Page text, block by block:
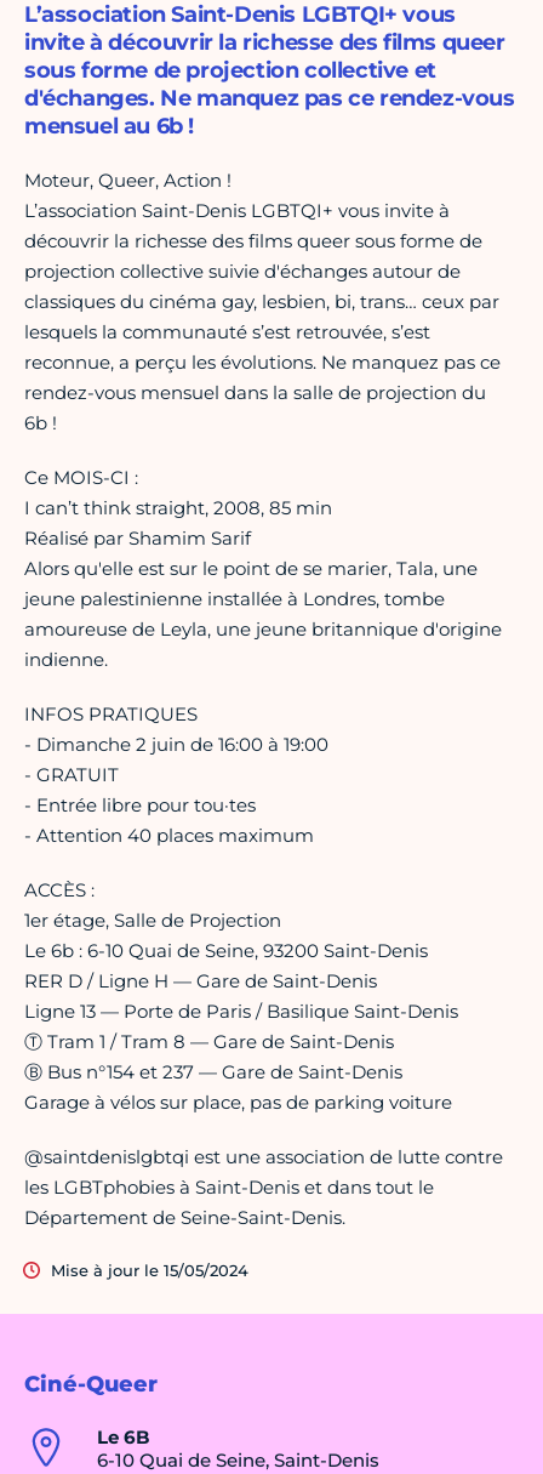
Ciné-Queer
Le 6B
6-10 Quai de Seine, Saint-Denis
L’association Saint-Denis LGBTQI+ vous
invite à découvrir la richesse des films queer
sous forme de projection collective et
d'échanges. Ne manquez pas ce rendez-vous
mensuel au 6b !
Moteur, Queer, Action !
L’association Saint-Denis LGBTQI+ vous invite à
découvrir la richesse des films queer sous forme de
projection collective suivie d'échanges autour de
classiques du cinéma gay, lesbien, bi, trans… ceux par
lesquels la communauté s’est retrouvée, s’est
reconnue, a perçu les évolutions. Ne manquez pas ce
rendez-vous mensuel dans la salle de projection du
6b !
Ce MOIS-CI :
I can’t think straight, 2008, 85 min
Réalisé par Shamim Sarif
Alors qu'elle est sur le point de se marier, Tala, une
jeune palestinienne installée à Londres, tombe
amoureuse de Leyla, une jeune britannique d'origine
indienne.
INFOS PRATIQUES
- Dimanche 2 juin de 16:00 à 19:00
- GRATUIT
- Entrée libre pour tou·tes
- Attention 40 places maximum
ACCÈS :
1er étage, Salle de Projection
Le 6b : 6-10 Quai de Seine, 93200 Saint-Denis
RER D / Ligne H — Gare de Saint-Denis
Ligne 13 — Porte de Paris / Basilique Saint-Denis
Ⓣ Tram 1 / Tram 8 — Gare de Saint-Denis
Ⓑ Bus n°154 et 237 — Gare de Saint-Denis
Garage à vélos sur place, pas de parking voiture
@saintdenislgbtqi est une association de lutte contre
les LGBTphobies à Saint-Denis et dans tout le
Département de Seine-Saint-Denis.
Mise à jour le 15/05/2024